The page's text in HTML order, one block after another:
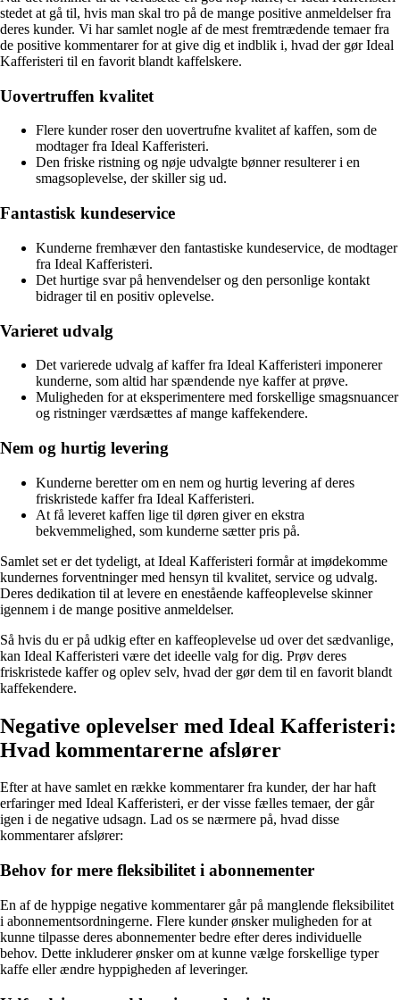
stedet at gå til, hvis man skal tro på de mange positive anmeldelser fra
deres kunder. Vi har samlet nogle af de mest fremtrædende temaer fra
de positive kommentarer for at give dig et indblik i, hvad der gør Ideal
Kafferisteri til en favorit blandt kaffelskere.
Uovertruffen kvalitet
Flere kunder roser den uovertrufne kvalitet af kaffen, som de
modtager fra Ideal Kafferisteri.
Den friske ristning og nøje udvalgte bønner resulterer i en
smagsoplevelse, der skiller sig ud.
Fantastisk kundeservice
Kunderne fremhæver den fantastiske kundeservice, de modtager
fra Ideal Kafferisteri.
Det hurtige svar på henvendelser og den personlige kontakt
bidrager til en positiv oplevelse.
Varieret udvalg
Det varierede udvalg af kaffer fra Ideal Kafferisteri imponerer
kunderne, som altid har spændende nye kaffer at prøve.
Muligheden for at eksperimentere med forskellige smagsnuancer
og ristninger værdsættes af mange kaffekendere.
Nem og hurtig levering
Kunderne beretter om en nem og hurtig levering af deres
friskristede kaffer fra Ideal Kafferisteri.
At få leveret kaffen lige til døren giver en ekstra
bekvemmelighed, som kunderne sætter pris på.
Samlet set er det tydeligt, at Ideal Kafferisteri formår at imødekomme
kundernes forventninger med hensyn til kvalitet, service og udvalg.
Deres dedikation til at levere en enestående kaffeoplevelse skinner
igennem i de mange positive anmeldelser.
Så hvis du er på udkig efter en kaffeoplevelse ud over det sædvanlige,
kan Ideal Kafferisteri være det ideelle valg for dig. Prøv deres
friskristede kaffer og oplev selv, hvad der gør dem til en favorit blandt
kaffekendere.
Negative oplevelser med Ideal Kafferisteri:
Hvad kommentarerne afslører
Efter at have samlet en række kommentarer fra kunder, der har haft
erfaringer med Ideal Kafferisteri, er der visse fælles temaer, der går
igen i de negative udsagn. Lad os se nærmere på, hvad disse
kommentarer afslører:
Behov for mere fleksibilitet i abonnementer
En af de hyppige negative kommentarer går på manglende fleksibilitet
i abonnementsordningerne. Flere kunder ønsker muligheden for at
kunne tilpasse deres abonnementer bedre efter deres individuelle
behov. Dette inkluderer ønsker om at kunne vælge forskellige typer
kaffe eller ændre hyppigheden af leveringer.